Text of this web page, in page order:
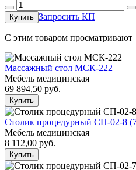
Купить Запросить КП
C этим товаром просматривают
Массажный стол МСК-222
Мебель медицинская
69 894,50 руб.
Купить
Столик процедурный СП-02-8
Мебель медицинская
8 112,00 руб.
Купить